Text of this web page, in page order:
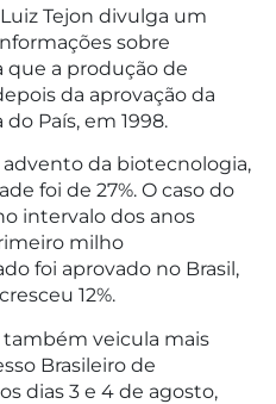
Tejon divulga um
sobre
que a produção de
da aprovação da
País, em 1998.
advento da biotecnologia,
foi de 27%. O caso do
intervalo dos anos
milho
foi aprovado no Brasil,
12%.
também veicula mais
Brasileiro de
dias 3 e 4 de agosto,